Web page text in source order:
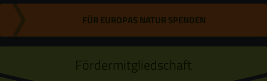
FÜR EUROPAS NATUR SPENDEN
Fördermitgliedschaft